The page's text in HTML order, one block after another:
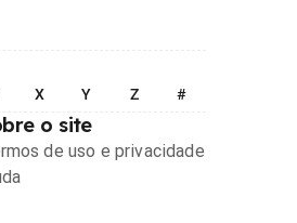
X Y Z #
o site
de uso e privacidade